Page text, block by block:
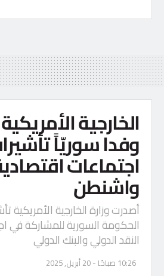
الخارجية
وفدا سوريّاً
اجتماعات
واشنطن
أصدرت وزارة الخارجية الأمريكية
الحكومة السورية للمشاركة في
النقد الدولي والبنك الدولي
10:26 صباحًا - 20 أبريل, 2025